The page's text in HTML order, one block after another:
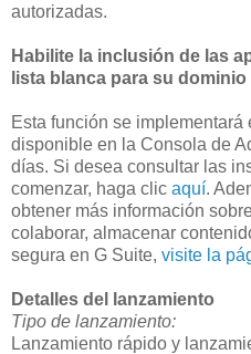
autorizadas.
Habilite la inclusión de las
lista blanca para su dominio
Esta función se implementará
disponible en la Consola de
días. Si desea consultar las
comenzar, haga clic aquí.
obtener más información
colaborar, almacenar
segura en G Suite, visite la
Detalles del lanzamiento
Tipo de lanzamiento:
Lanzamiento rápido y